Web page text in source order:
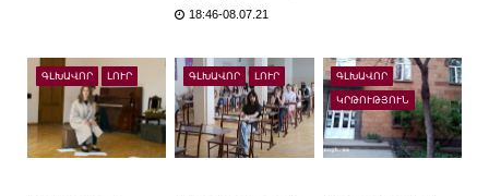
18:46-08.07.21
ԳԼԽԱՎՈՐ ԼՈՒՐ ԳԼԽԱՎՈՐ ԼՈՒՐ ԳԼԽԱՎՈՐ
ԿՐԹՈՒԹՅՈՒՆ